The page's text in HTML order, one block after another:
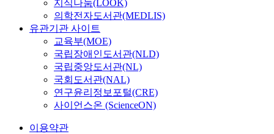
지식나눔(LOOK)
의학전자도서관(MEDLIS)
유관기관 사이트
교육부(MOE)
국립장애인도서관(NLD)
국립중앙도서관(NL)
국회도서관(NAL)
연구윤리정보포털(CRE)
사이언스온 (ScienceON)
이용약관